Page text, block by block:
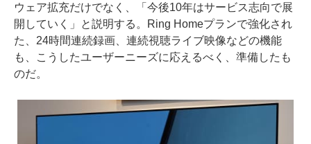
ウェア拡充だけでなく、「今後10年はサービス志向で展
開していく」と説明する。Ring Homeプランで強化され
た、24時間連続録画、連続視聴ライブ映像などの機能
も、こうしたユーザーニーズに応えるべく、準備したも
のだ。